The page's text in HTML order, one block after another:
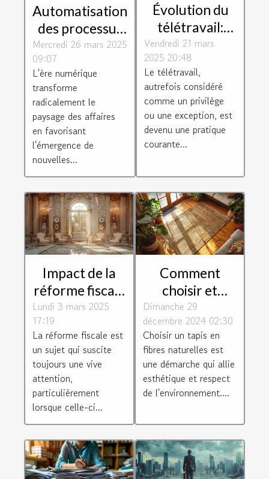
Automatisation
des processus
d'affaires gains
d'efficacité et
réduction de
coûts
Mercredi 26 mars 2025
09:07
L'ère numérique
transforme
radicalement le
paysage des affaires
en favorisant
l'émergence de
nouvelles...
Évolution du
télétravail:
impact sur la
culture
d'entreprise et
la productivité
Vendredi 21 mars
2025 20:48
Le télétravail,
autrefois considéré
comme un privilège
ou une exception, est
devenu une pratique
courante...
Impact de la
réforme fiscale
sur les droits
de succession
et donation
Lundi 3 mars 2025
17:19
La réforme fiscale est
un sujet qui suscite
toujours une vive
attention,
particulièrement
lorsque celle-ci...
Comment
choisir et
entretenir un
tapis en fibres
naturelles
Dimanche 29
décembre 2024 02:30
Choisir un tapis en
fibres naturelles est
une démarche qui allie
esthétique et respect
de l'environnement....